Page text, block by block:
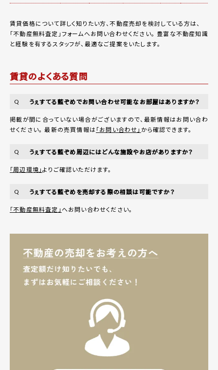
賃貸価格について詳しく知りたい方、不動産売却を検討している方は、
「不動産無料査定 」フォームへお問い合わせください。 豊富な不動産知識
と経験を有するスタッフが、最適なご提案をいたします。
賃貸のよくある質問
Q うぇすてる藍ぞめでお問い合わせ可能なお部屋はありますか？
掲載が間に合っていない場合がございますので、最新情報はお問い合わ
せください。 最新の売買情報は「お問い合わせ」 から確認できます。
Q うぇすてる藍ぞめ周辺にはどんな施設やお店がありますか？
「周辺環境」よりご確認いただけます。
Q うぇすてる藍ぞめを売却する際の相談は可能ですか？
「不動産無料査定」へお問い合わせください。